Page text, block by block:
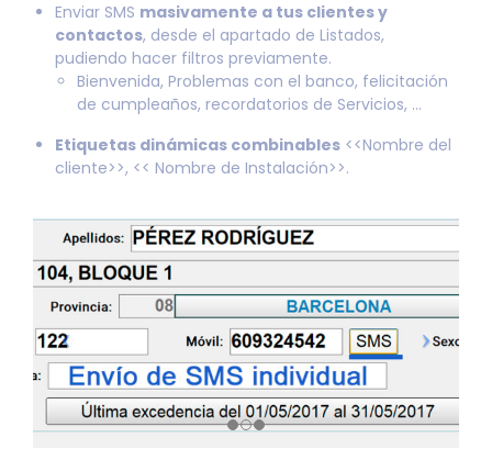
Enviar SMS masivamente a tus clientes y
contactos, desde el apartado de Listados,
pudiendo hacer filtros previamente.
Bienvenida, Problemas con el banco, felicitación
de cumpleaños, recordatorios de Servicios, …
Etiquetas dinámicas combinables <<Nombre del
cliente>>, << Nombre de Instalación>>.